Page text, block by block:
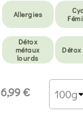
Allergies
Détox
métaux
lourds
Burn
6,99 €